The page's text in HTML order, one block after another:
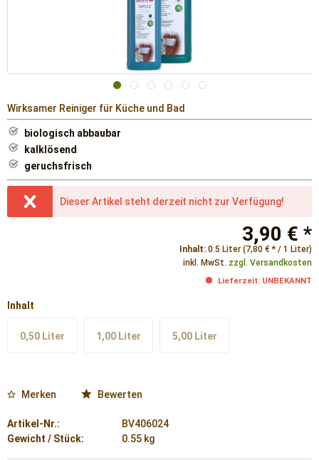
Wirksamer Reiniger für Küche und Bad
biologisch abbaubar
kalklösend
geruchsfrisch
Dieser Artikel steht derzeit nicht zur Verfügung!
3,90 € *
Inhalt: 0.5 Liter (7,80 € * / 1 Liter)
inkl. MwSt. zzgl. Versandkosten
Lieferzeit: UNBEKANNT
Inhalt
0,50 Liter 1,00 Liter 5,00 Liter
Merken Bewerten
Artikel-Nr.:
BV406024
Gewicht / Stück:
0.55 kg